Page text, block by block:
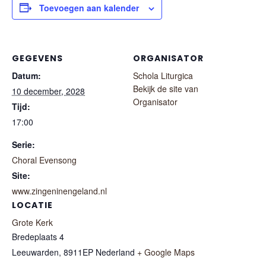
Toevoegen aan kalender
GEGEVENS
Datum:
10 december, 2028
Tijd:
17:00
Serie:
Choral Evensong
Site:
www.zingeninengeland.nl
LOCATIE
Grote Kerk
Bredeplaats 4
Leeuwarden, 8911EP Nederland + Google Maps
ORGANISATOR
Schola Liturgica
Bekijk de site van
Organisator